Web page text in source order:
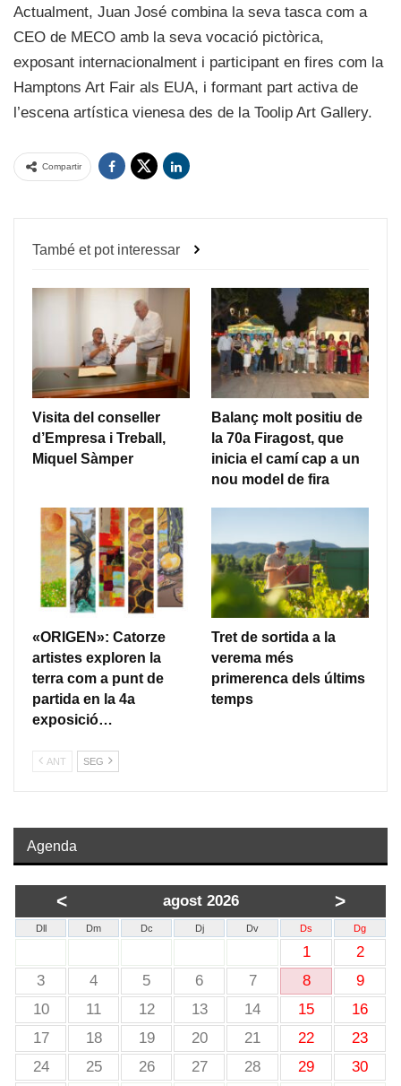
Actualment, Juan José combina la seva tasca com a
CEO de MECO amb la seva vocació pictòrica,
exposant internacionalment i participant en fires com la
Hamptons Art Fair als EUA, i formant part activa de
l’escena artística vienesa des de la Toolip Art Gallery.
Compartir
També et pot interessar
Visita del conseller
d’Empresa i Treball,
Miquel Sàmper
Balanç molt positiu de
la 70a Firagost, que
inicia el camí cap a un
nou model de fira
«ORIGEN»: Catorze
artistes exploren la
terra com a punt de
partida en la 4a
exposició…
Tret de sortida a la
verema més
primerenca dels últims
temps
ANT SEG
Agenda
< agost 2026 >
Dll Dm Dc Dj Dv Ds Dg
1
2
3
4 5 6 7 8
9
10
11 12 13 14 15
16
17
18 19 20 21 22
23
24
25 26 27 28 29
30